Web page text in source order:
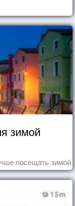
зимой
посещать зимой